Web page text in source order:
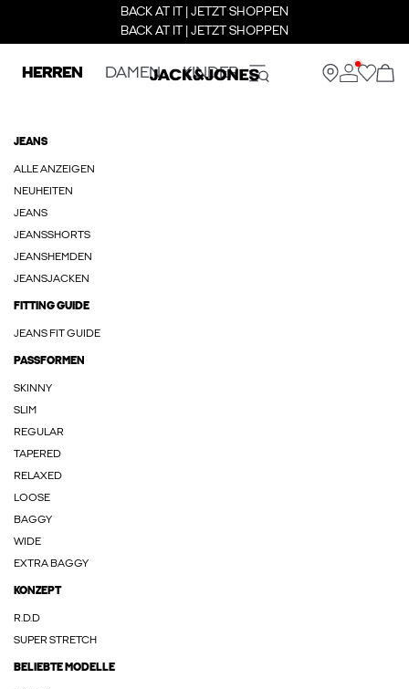
BACK AT IT | JETZT SHOPPEN
BACK AT IT | JETZT SHOPPEN
HERREN DAMEN KINDER
JEANS
ALLE ANZEIGEN
NEUHEITEN
JEANS
JEANSSHORTS
JEANSHEMDEN
JEANSJACKEN
FITTING GUIDE
JEANS FIT GUIDE
PASSFORMEN
SKINNY
SLIM
REGULAR
TAPERED
RELAXED
LOOSE
BAGGY
WIDE
EXTRA BAGGY
KONZEPT
R.D.D
SUPER STRETCH
BELIEBTE MODELLE